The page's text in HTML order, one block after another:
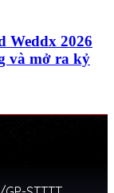
Weddx 2026
và mở ra kỷ